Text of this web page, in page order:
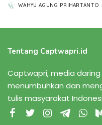
POSTED
WAHYU AGUNG PRIHARTANTO
Tentang Captwapri.id
Captwapri, media
menumbuhkan dan
tulis masyarakat